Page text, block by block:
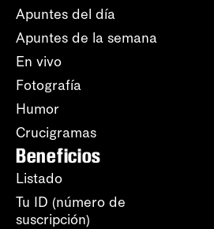
Apuntes del día
Apuntes de la semana
En vivo
Fotografía
Humor
Crucigramas
Beneficios
Listado
Tu ID (número de
suscripción)